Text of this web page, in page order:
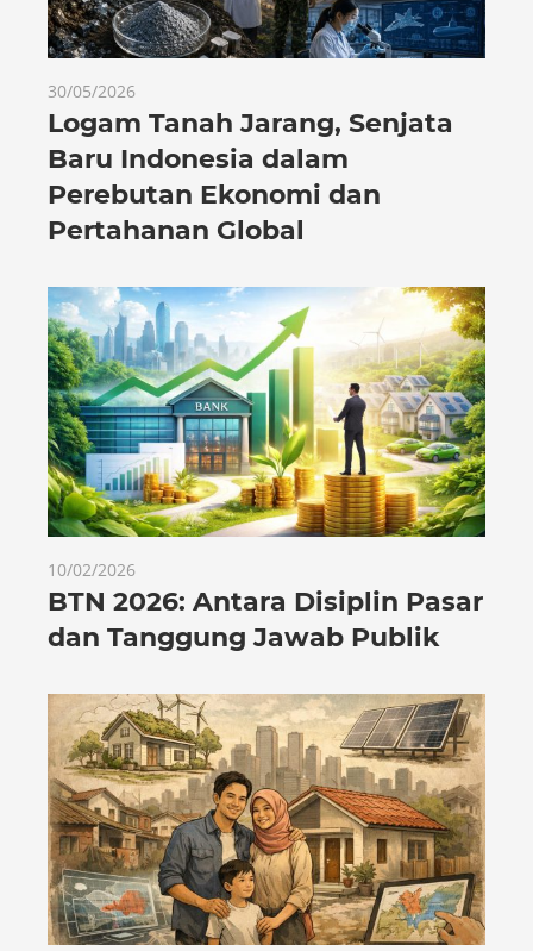
30/05/2026
Logam Tanah Jarang, Senjata
Baru Indonesia dalam
Perebutan Ekonomi dan
Pertahanan Global
10/02/2026
BTN 2026: Antara Disiplin Pasar
dan Tanggung Jawab Publik